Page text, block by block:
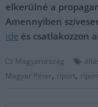
elkerülné a
Amennyiben
ide és csatlakozzon
Magyarország
Magyar Péter, riport,